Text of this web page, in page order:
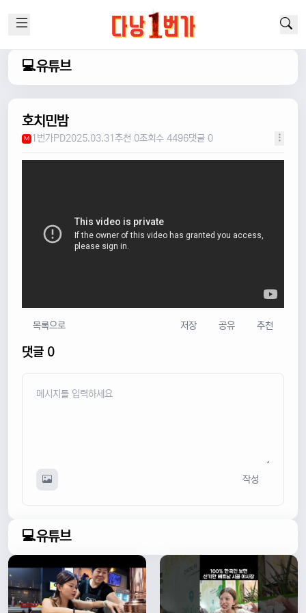
💻유튜브
호치민밤
M 1번가PD2025.03.31 추천 0조회수 4496댓글 0
목록으로 저장 공유 추천
댓글 0
작성
💻유튜브